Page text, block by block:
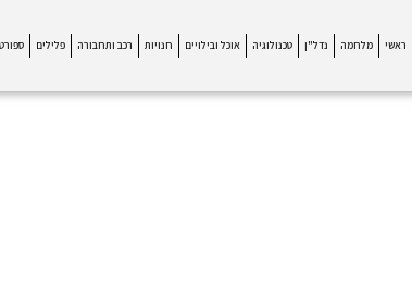
ראשי מלחמה נדל"ן טכנולוגיה אוכל ובילויים חנויות רכב ותחבורה פלילים ספורט